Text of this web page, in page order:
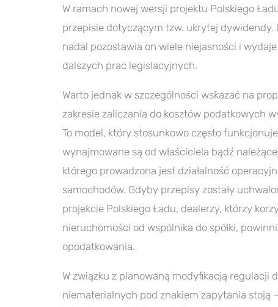
W ramach nowej wersji projektu Polskiego
przepisie dotyczącym tzw. ukrytej dywidendy.
nadal pozostawia on wiele niejasności i
dalszych prac legislacyjnych.
Warto jednak w szczególności wskazać na
zakresie zaliczania do kosztów podatkowych
To model, który stosunkowo często
wynajmowane są od właściciela bądź
którego prowadzona jest działalność
samochodów. Gdyby przepisy zostały
projekcie Polskiego Ładu, dealerzy, którzy
nieruchomości od wspólnika do spółki,
opodatkowania.
W związku z planowaną modyfikacją regulacji
niematerialnych pod znakiem zapytania stoją